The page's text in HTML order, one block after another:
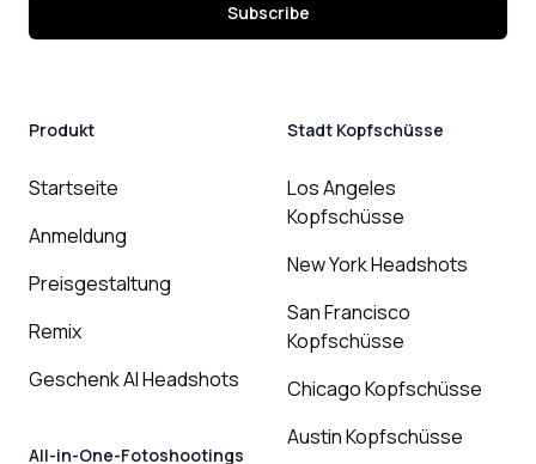
Subscribe
Produkt
Startseite
Anmeldung
Preisgestaltung
Remix
Geschenk AI Headshots
All-in-One-Fotoshootings
Stadt Kopfschüsse
Los Angeles
Kopfschüsse
New York Headshots
San Francisco
Kopfschüsse
Chicago Kopfschüsse
Austin Kopfschüsse